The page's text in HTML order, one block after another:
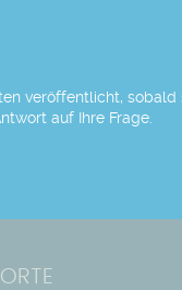
veröffentlicht,
auf Ihre Frage.